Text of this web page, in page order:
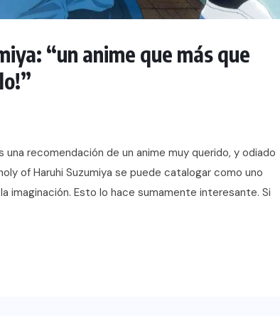
“un anime que más que
recomendación de un anime muy querido, y odiado
of Haruhi Suzumiya se puede catalogar como uno
imaginación. Esto lo hace sumamente interesante. Si